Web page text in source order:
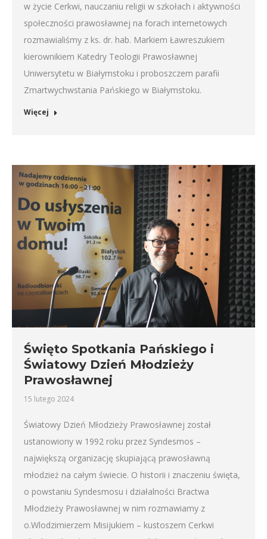
w życie Cerkwi, nauczaniu religii w szkołach i aktywności
społeczności prawosławnej na forach internetowych
rozmawialiśmy z ks. dr. hab. Markiem Ławreszukiem
kierownikiem Katedry Teologii Prawosławnej
Uniwersytetu w Białymstoku i proboszczem parafii
Zmartwychwstania Pańskiego w Białymstoku.
Więcej
Święto Spotkania Pańskiego i
Światowy Dzień Młodzieży
Prawosławnej
15 lutego 2024
Światowy Dzień Młodzieży Prawosławnej został
ustanowiony w 1992 roku przez Syndesmos –
największą organizację skupiającą prawosławną
młodzież na całym świecie. O historii i znaczeniu święta,
o powstaniu Syndesmosu i działalności Bractwa
Młodzieży Prawosławnej w nim rozmawiamy z
o.Wlodzimierzem Misijukiem – kustoszem Cerkwi